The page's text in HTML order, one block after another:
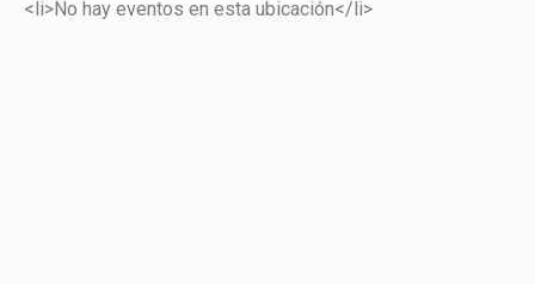
<li>No hay eventos en esta ubicación</li>